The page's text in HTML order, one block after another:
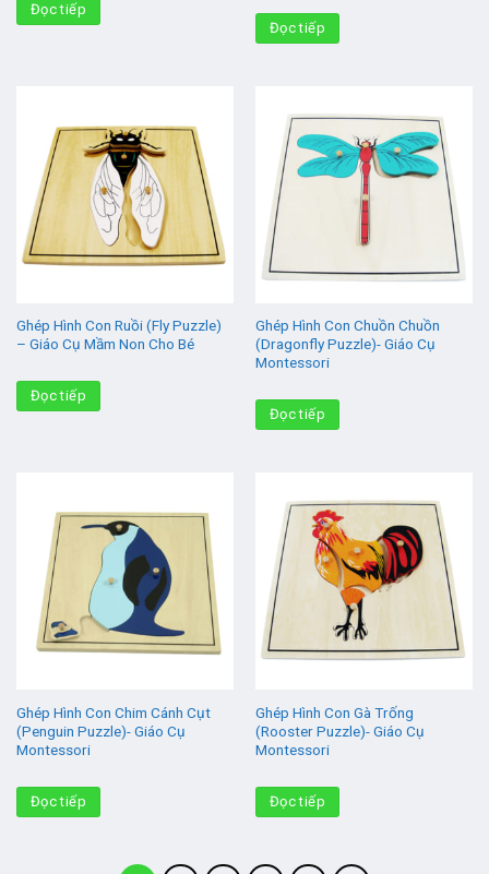
Đọc tiếp
Đọc tiếp
Ghép Hình Con Ruồi (Fly Puzzle)
– Giáo Cụ Mầm Non Cho Bé
Đọc tiếp
Ghép Hình Con Chuồn Chuồn
(Dragonfly Puzzle)- Giáo Cụ
Montessori
Đọc tiếp
Ghép Hình Con Chim Cánh Cụt
(Penguin Puzzle)- Giáo Cụ
Montessori
Đọc tiếp
Ghép Hình Con Gà Trống
(Rooster Puzzle)- Giáo Cụ
Montessori
Đọc tiếp